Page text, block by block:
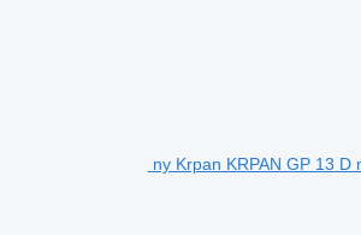
ny Krpan KRPAN GP 13